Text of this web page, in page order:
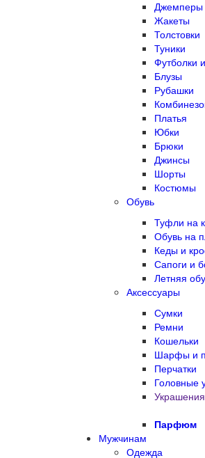
Джемперы
Жакеты
Толстовки
Туники
Футболки
Блузы
Рубашки
Платья
Юбки
Брюки
Джинсы
Шорты
Костюмы
Обувь
Туфли на
Обувь на
Кеды и
Сапоги и
Летняя
Аксессуары
Сумки
Ремни
Кошельки
Шарфы и
Перчатки
Головные
Украшения
Парфюм
Мужчинам
Одежда